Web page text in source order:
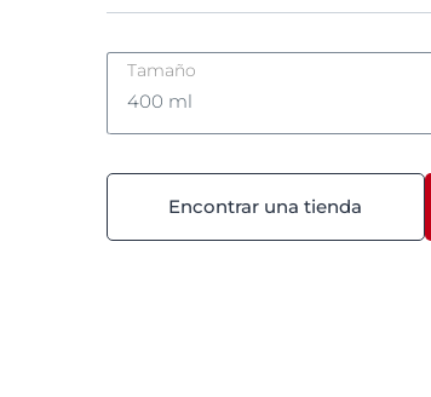
Tamaño
400 ml
1000 mlEncontrar una tienda